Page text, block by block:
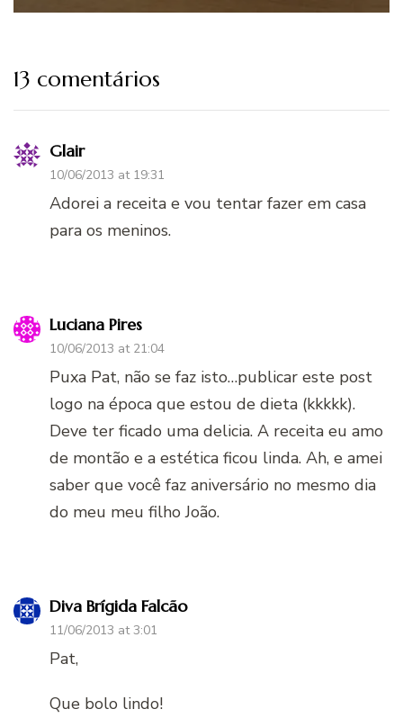
13 comentários
Glair
10/06/2013 at 19:31
Adorei a receita e vou tentar fazer em casa
para os meninos.
Luciana Pires
10/06/2013 at 21:04
Puxa Pat, não se faz isto…publicar este post
logo na época que estou de dieta (kkkkk).
Deve ter ficado uma delicia. A receita eu amo
de montão e a estética ficou linda. Ah, e amei
saber que você faz aniversário no mesmo dia
do meu meu filho João.
Diva Brígida Falcão
11/06/2013 at 3:01
Pat,
Que bolo lindo!